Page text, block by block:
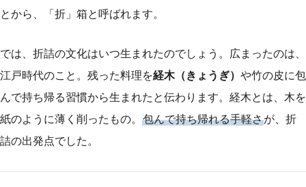
とから、「折」箱と呼ばれます。
では、折詰の文化はいつ生まれたのでしょう。広まったのは、
江戸時代のこと。残った料理を経木（きょうぎ） や竹の皮に包
んで持ち帰る習慣から生まれたと伝わります。経木とは、木を
紙のように薄く削ったもの。 包んで持ち帰れる手軽さが、折
詰の出発点でした。